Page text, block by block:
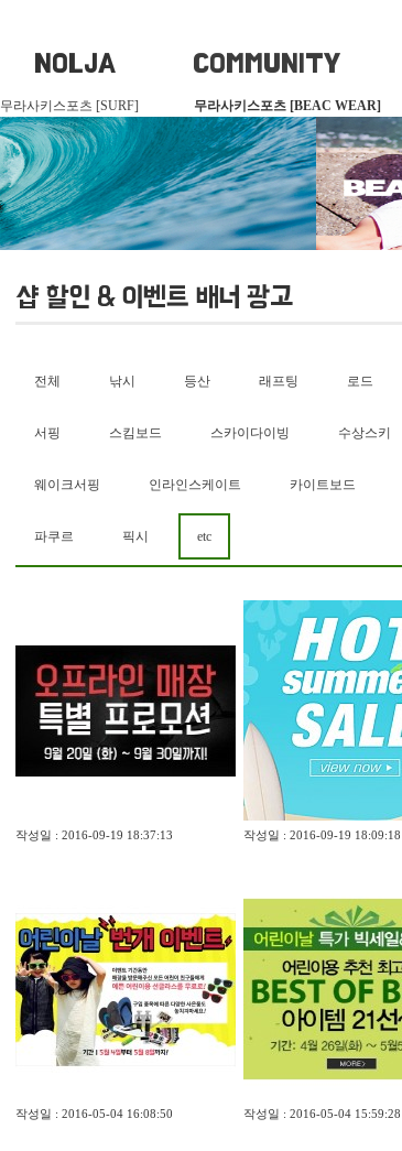
NOLJA COMMUNITY
무라사키스포츠 [SURF] 무라사키스포츠 [BEAC WEAR]
샵 할인 & 이벤트 배너 광고
전체 낚시 등산 래프팅 로드
서핑 스킴보드 스카이다이빙 수상스키
웨이크서핑 인라인스케이트 카이트보드
파쿠르 픽시 etc
작성일 : 2016-09-19 18:37:13 작성일 : 2016-09-19 18:09:18
작성일 : 2016-05-04 16:08:50 작성일 : 2016-05-04 15:59:28